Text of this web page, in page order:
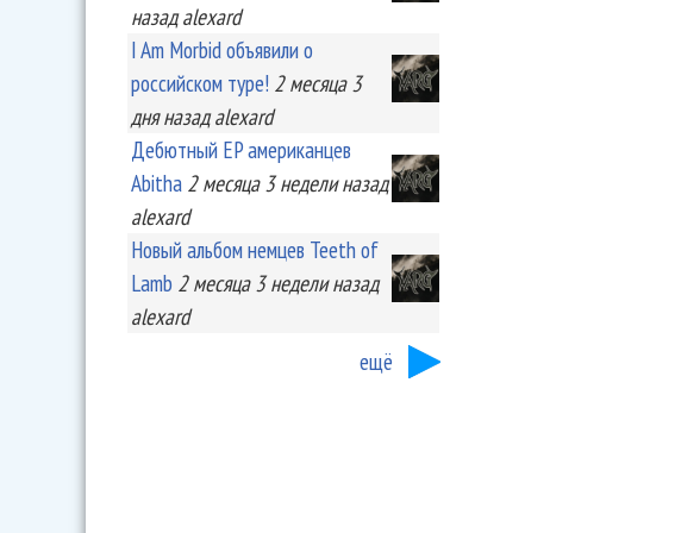
назад alexard
I Am Morbid объявили о
российском туре! 2 месяца 3
дняназад alexard
Дебютный EP американцев
Abitha 2 месяца 3 неделиназад
alexard
Новый альбом немцев Teeth of
Lamb 2 месяца 3 неделиназад
alexard
ещё